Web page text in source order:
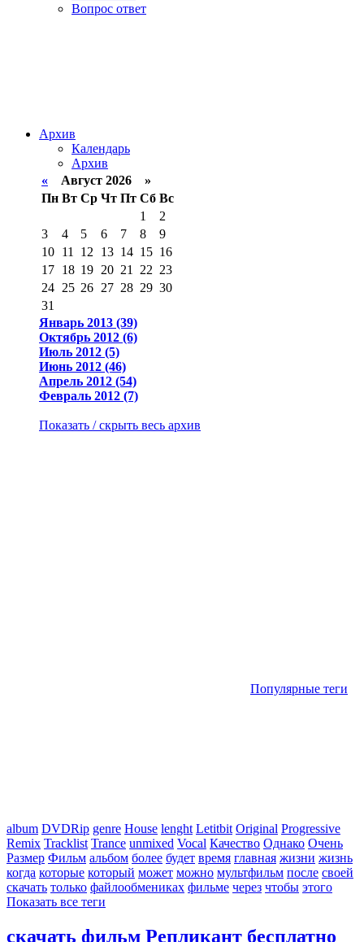
Вопрос ответ
Архив
Календарь
Архив
« Август 2026 »
Пн Вт Ср Чт Пт Сб Вс
1
2
3
4 5 6 7 8
9
10 11 12 13 14 15 16
17 18 19 20 21 22 23
24 25 26 27 28 29 30
31
Январь 2013 (39)
Октябрь 2012 (6)
Июль 2012 (5)
Июнь 2012 (46)
Апрель 2012 (54)
Февраль 2012 (7)
Показать / скрыть весь архив
Популярные теги
album DVDRip genre House lenght Letitbit Original Progressive
Remix Tracklist Trance unmixed Vocal Качество Однако Очень
Размер Фильм альбом более будет время главная жизни жизнь
когда которые который может можно мультфильм после своей
скачать только файлообмениках фильме через чтобы этого
Показать все теги
скачать фильм Репликант бесплатно